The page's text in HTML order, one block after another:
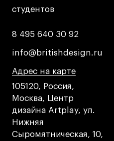
студентов
студентов
8 495 640 30 92
8 495 640 30 92
info@britishdesign.ru
info@britishdesign.ru
Адрес на карте
Адрес на карте
Адрес на карте
105120, Россия,
Москва, Центр
дизайна Artplay, ул.
Нижняя
Сыромятническая, 10,